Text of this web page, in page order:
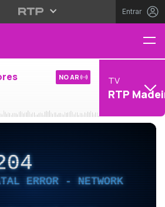
Entrar
NO AR TV
RTP
ERROR - NETWORK